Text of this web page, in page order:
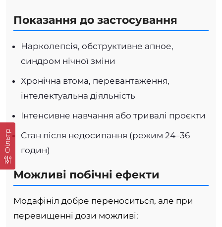
Фільтр
Показання до застосування
Нарколепсія, обструктивне апное,
синдром нічної зміни
Хронічна втома, перевантаження,
інтелектуальна діяльність
Інтенсивне навчання або тривалі проєкти
Стан після недосипання (режим 24–36
годин)
Можливі побічні ефекти
Модафініл добре переноситься, але при
перевищенні дози можливі: